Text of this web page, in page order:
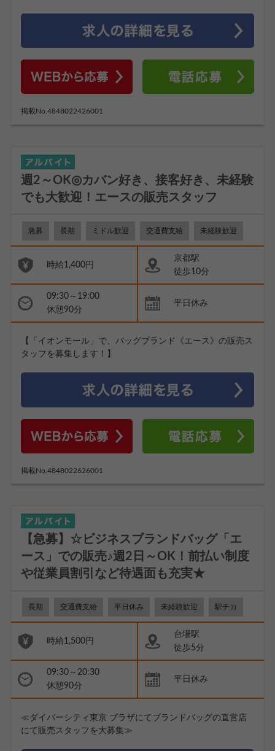
掲載No.4848022426001
週2～OK◎カバン好き、接客好き、未経験
でも大歓迎！エースの販売スタッフ
急募 長期 ミドル歓迎 交通費支給 未経験歓迎
時給1,400円
京都駅
徒歩10分
09:30～19:00
休憩90分
平日休み
【「イオンモール」で、バッグブランド《エース》の販売ス
タッフを募集します！】
掲載No.4848022626001
【急募】☆ビジネスブランドバッグ「エ
ース」での販売♪週2日～OK！前払い制度
や従業員割引など待遇面も充実★
長期 交通費支給 平日休み 未経験歓迎 駅チカ
時給1,500円
台場駅
徒歩5分
09:30～20:30
休憩90分
平日休み
≪ダイバーシティ東京 プラザにてブランドバッグの直営店
にて販売スタッフを大募集≫